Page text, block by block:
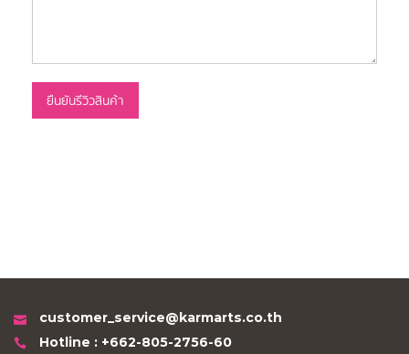
ยืนยันรีวิวสินค้า
customer_service@karmarts.co.th
Hotline : +662-805-2756-60